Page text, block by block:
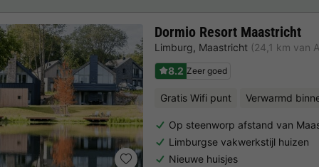
Dormio Resort Maastricht
Limburg, Maastricht (24,1 km van
8.2 Zeer goed
Gratis Wifi punt Verwarmd
Op steenworp afstand van
Limburgse vakwerkstijl huizen
Nieuwe huisjes